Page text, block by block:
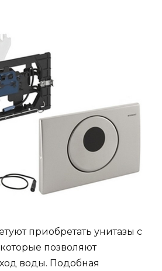
приобретать унитазы с
позволяют
воды. Подобная